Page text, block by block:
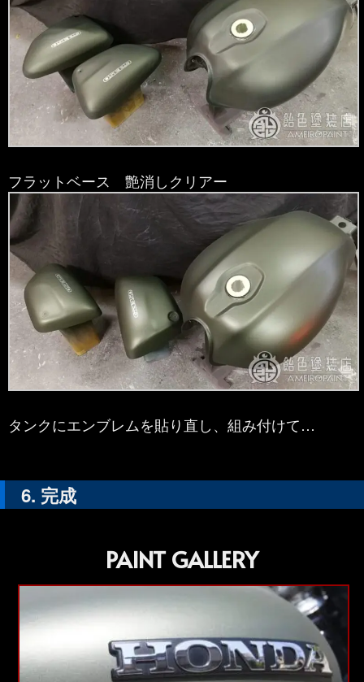
フラットベース 艶消しクリアー
タンクにエンブレムを貼り直し、組み付けて…
完成
PAINT GALLERY